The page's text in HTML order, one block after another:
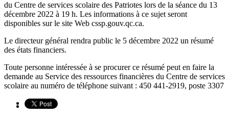
du Centre de services scolaire des Patriotes lors de la séance du 13
décembre 2022 à 19 h. Les informations à ce sujet seront
disponibles sur le site Web cssp.gouv.qc.ca.
Le directeur général rendra public le 5 décembre 2022 un résumé
des états financiers.
Toute personne intéressée à se procurer ce résumé peut en faire la
demande au Service des ressources financières du Centre de services
scolaire au numéro de téléphone suivant : 450 441-2919, poste 3307